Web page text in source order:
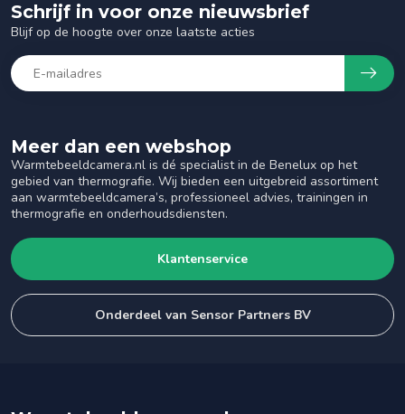
Meer dan een webshop
Warmtebeeldcamera.nl is dé specialist in de Benelux op het
gebied van thermografie. Wij bieden een uitgebreid assortiment
aan warmtebeeldcamera’s, professioneel advies, trainingen in
thermografie en onderhoudsdiensten.
Klantenservice
Onderdeel van Sensor Partners BV
Schrijf in voor onze nieuwsbrief
Blijf op de hoogte over onze laatste acties